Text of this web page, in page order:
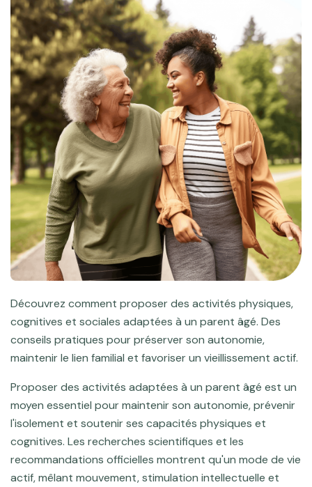
Découvrez comment proposer des activités physiques,
cognitives et sociales adaptées à un parent âgé. Des
conseils pratiques pour préserver son autonomie,
maintenir le lien familial et favoriser un vieillissement actif.
Proposer des activités adaptées à un parent âgé est un
moyen essentiel pour maintenir son autonomie, prévenir
l'isolement et soutenir ses capacités physiques et
cognitives. Les recherches scientifiques et les
recommandations officielles montrent qu'un mode de vie
actif, mêlant mouvement, stimulation intellectuelle et